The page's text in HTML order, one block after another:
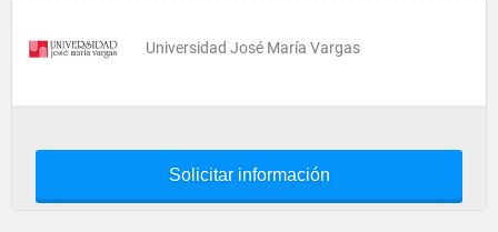
Universidad José María Vargas
Solicitar información